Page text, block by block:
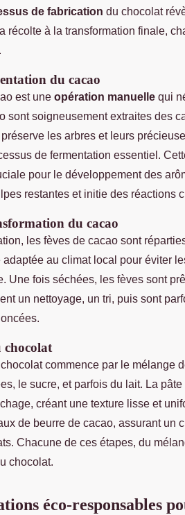
de fabrication du chocolat
récolte à la transformation finale,
du cacao
est une opération manuelle qui
sont soigneusement extraites des
les arbres et leurs
de fermentation essentiel.
pour le développement des
restantes et initie des réactions
du cacao
les fèves de cacao sont
au climat local pour éviter
Une fois séchées, les fèves sont
un nettoyage, un tri, puis sont
commence par le mélange
le sucre, et parfois du lait. La
créant une texture lisse et
de beurre de cacao, assurant un
Chacune de ces étapes, du
chocolat.
éco-responsables